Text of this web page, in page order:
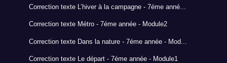
Correction texte L’hiver à la campagne - 7éme anné...
Correction texte Métro - 7éme année - Module2
Correction texte Dans la nature - 7éme année - Mod...
Correction texte Le départ - 7éme année - Module1